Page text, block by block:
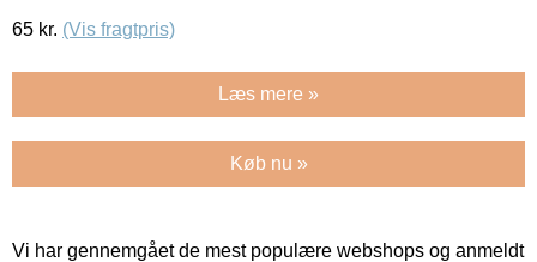
65 kr. (Vis fragtpris)
Læs mere »
Køb nu »
Vi har gennemgået de mest populære webshops og anmeldt